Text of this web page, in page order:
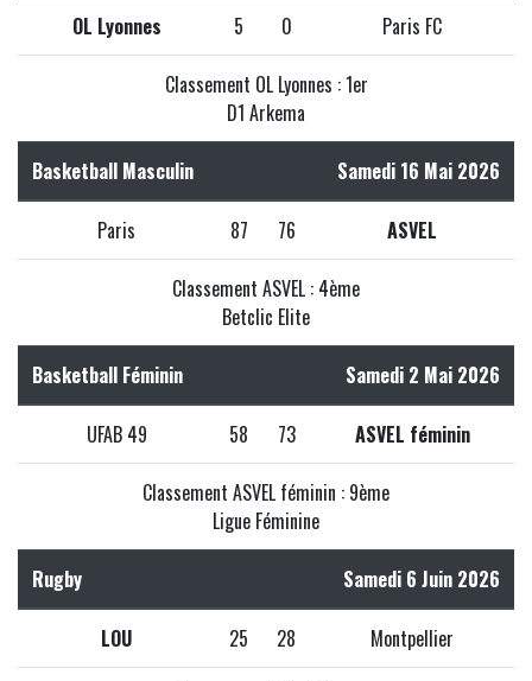
OL Lyonnes 5 0 Paris FC
Classement OL Lyonnes : 1er
D1 Arkema
Basketball Masculin Samedi 16 Mai 2026
Paris 87 76 ASVEL
Classement ASVEL : 4ème
Betclic Elite
Basketball Féminin Samedi 2 Mai 2026
UFAB 49 58 73 ASVEL féminin
Classement ASVEL féminin : 9ème
Ligue Féminine
Rugby Samedi 6 Juin 2026
LOU 25 28 Montpellier